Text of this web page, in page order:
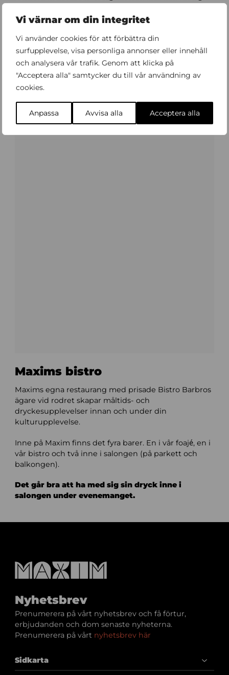
Vi värnar om din integritet
Vi använder cookies för att förbättra din
surfupplevelse, visa personliga annonser eller innehåll
och analysera vår trafik. Genom att klicka på
"Acceptera alla" samtycker du till vår användning av
cookies.
Anpassa Avvisa alla Acceptera alla
sant, säger Peter.
Köp biljett
Maxims bistro
Maxims egna restaurang med prisade Bistro Barbros
ägare vid rodret skapar måltids- och
dryckesupplevelser innan och under din
kulturupplevelse.
Inne på Maxim finns det fyra barer. En i vår foajé, en i
vår bistro och två inne i salongen (på parkett och
balkongen).
Det går bra att ha med sig sin dryck inne i
salongen under evenemanget.
Nyhetsbrev
Prenumerera på vårt nyhetsbrev och få förtur,
erbjudanden och dom senaste nyheterna.
Prenumerera på vårt nyhetsbrev här
Sidkarta